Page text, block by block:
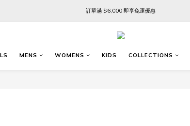
訂單滿 $6,000 即享免運優惠
訂單滿 $6,000 即享免運優惠
FREE SHIPPING ON ORDERS OVER $6,000
訂單滿 $6,000 即享免運優惠
MENS WOMENS KIDS COLLECTIONS